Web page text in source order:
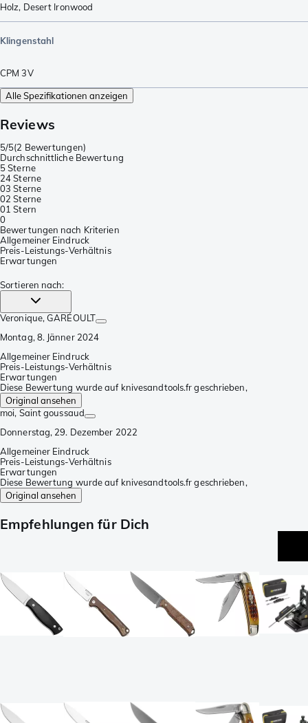
Holz, Desert Ironwood
Klingenstahl
CPM 3V
Alle Spezifikationen anzeigen
Reviews
5/5(2 Bewertungen)
Durchschnittliche Bewertung
5 Sterne
24 Sterne
03 Sterne
02 Sterne
01 Stern
0
Bewertungen nach Kriterien
Allgemeiner Eindruck
Preis-Leistungs-Verhältnis
Erwartungen
Sortieren nach:
Veronique, GARÉOULT
Montag, 8. Jänner 2024
Allgemeiner Eindruck
Preis-Leistungs-Verhältnis
Erwartungen
Diese Bewertung wurde auf knivesandtools.fr geschrieben,
Original ansehen
moi, Saint goussaud
Donnerstag, 29. Dezember 2022
Allgemeiner Eindruck
Preis-Leistungs-Verhältnis
Erwartungen
Diese Bewertung wurde auf knivesandtools.fr geschrieben,
Original ansehen
Empfehlungen für Dich